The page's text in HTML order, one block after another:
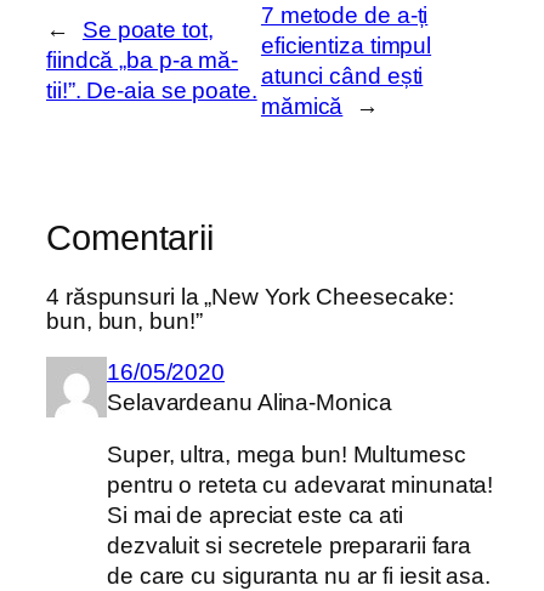
←
Se poate tot,
fiindcă „ba p-a mă-
tii!”. De-aia se poate.
7 metode de a-ți
eficientiza timpul
atunci când ești
mămică
→
Comentarii
4 răspunsuri la „New York Cheesecake:
bun, bun, bun!”
16/05/2020
Selavardeanu Alina-Monica
Super, ultra, mega bun! Multumesc
pentru o reteta cu adevarat minunata!
Si mai de apreciat este ca ati
dezvaluit si secretele prepararii fara
de care cu siguranta nu ar fi iesit asa.